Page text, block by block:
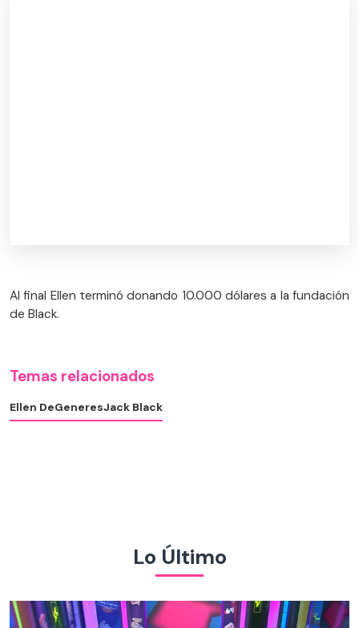
Al final Ellen terminó donando 10.000 dólares a la fundación
de Black.
Temas relacionados
Ellen DeGeneresJack Black
Lo Último